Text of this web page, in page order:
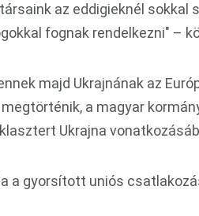
az eddigieknél sokkal
fognak rendelkezni" –
majd Ukrajnának az
a magyar
Ukrajna
a gyorsított uniós